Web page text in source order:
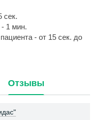
сек.
- 1 мин.
- от 15 сек. до
Отзывы